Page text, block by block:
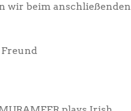
wir beim anschließenden
Freund